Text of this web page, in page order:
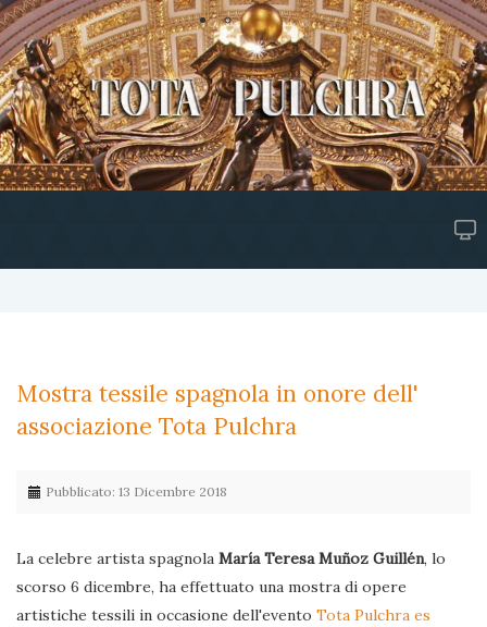
Mostra tessile spagnola in onore dell'
associazione Tota Pulchra
Pubblicato: 13 Dicembre 2018
La celebre artista spagnola María Teresa Muñoz Guillén, lo
scorso 6 dicembre, ha effettuato una mostra di opere
artistiche tessili in occasione dell'evento Tota Pulchra es